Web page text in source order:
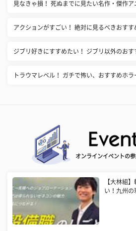
見なきゃ損！ 死ぬまでに見たい名作・傑作
アクションがすごい！ 絶対に見るべきおす
ジブリ好きにすすめたい！ ジブリ以外のお
トラウマレベル！ ガチで怖い、おすすめホ
オンラインイベントの
【大林組
い！九州の